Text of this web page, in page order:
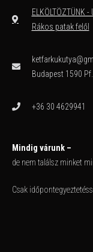
ELKÖLTÖZTÜNK
Rákos patak felől
Budapest 1590
+36 30 4629941
Mindig várunk –
de nem találsz minket
Csak